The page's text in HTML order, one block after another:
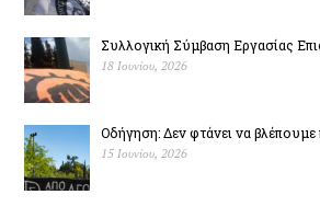
Συλλογική Σύμβαση Εργασίας
18 Ιουνίου, 2026
Οδήγηση: Δεν φτάνει να βλέπουμε
15 Ιουνίου, 2026